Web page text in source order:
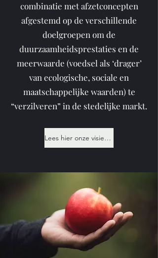
combinatie met afzetconcepten
afgestemd op de verschillende
doelgroepen om de
duurzaamheidsprestaties en de
meerwaarde (voedsel als ‘drager’
van ecologische, sociale en
maatschappelijke waarden) te
“verzilveren” in de stedelijke markt.
Lees hier onze visie op een regionaal circulair voedselsysteem